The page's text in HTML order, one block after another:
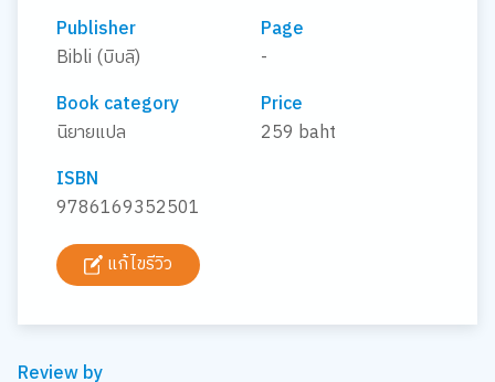
Publisher
Bibli (บิบลิ)
Page
-
Book category
นิยายแปล
Price
259 baht
ISBN
9786169352501
แก้ไขรีวิว
Review by